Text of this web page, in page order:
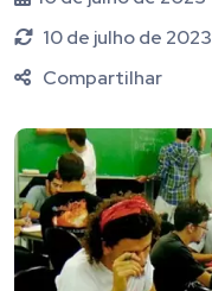
10 de julho de 2023
Compartilhar